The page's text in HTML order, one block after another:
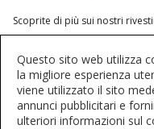
Scoprite di più sui nostri
Parliamone
Questo sito web utilizza
la migliore esperienza
viene utilizzato il sito
annunci pubblicitari e
ulteriori informazioni sul